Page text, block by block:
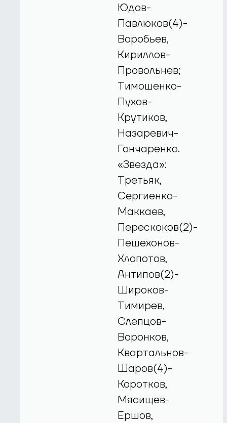
Юдов-
Павлюков(4)-
Воробьев,
Кириллов-
Провольнев;
Тимошенко-
Пухов-
Крутиков,
Назаревич-
Гончаренко.
«Звезда»:
Третьяк,
Сергиенко-
Маккаев,
Перескоков(2)-
Пешехонов-
Хлопотов,
Антипов(2)-
Широков-
Тимирев,
Слепцов-
Воронков,
Квартальнов-
Шаров(4)-
Коротков,
Мясищев-
Ершов,